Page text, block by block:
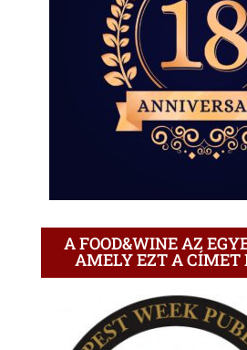
A FOOD&WINE AZ
AMELY EZT A CÍMET